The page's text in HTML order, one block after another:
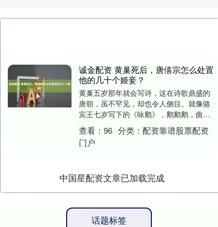
诚金配资 黄巢死后，唐僖宗怎么处置
他的几十个姬妾？
黄巢五岁那年就会写诗，这在诗歌鼎盛的
唐朝，虽不罕见，却也令人侧目。就像骆
宾王七岁写下的《咏鹅》，鹅鹅鹅，曲项
向天歌。白毛浮绿水，红掌拨清波。，稚
气而天真，至今仍....
查看： 96 分类： 配资靠谱股票配资
门户
中国星配资文章已加载完成
话题标签